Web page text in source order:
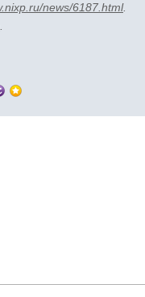
news/6187.html.